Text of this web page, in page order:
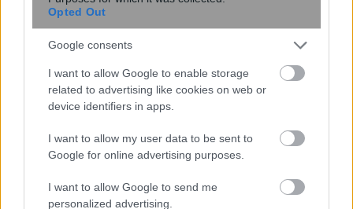
Opted Out
Google consents
I want to allow Google to enable storage
related to advertising like cookies on web or
device identifiers in apps.
I want to allow my user data to be sent to
Google for online advertising purposes.
I want to allow Google to send me
personalized advertising.
περισσότερα
, 6 Αυγούστου 2026 || Αγροτική ανάπτυξη